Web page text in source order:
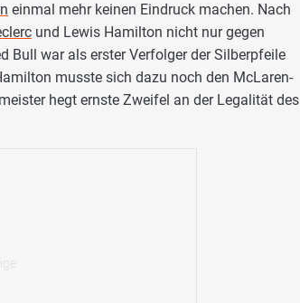
einmal mehr keinen Eindruck machen. Nach
und Lewis Hamilton nicht nur gegen
Bull war als erster Verfolger der Silberpfeile
musste sich dazu noch den McLaren-
hegt ernste Zweifel an der Legalität des